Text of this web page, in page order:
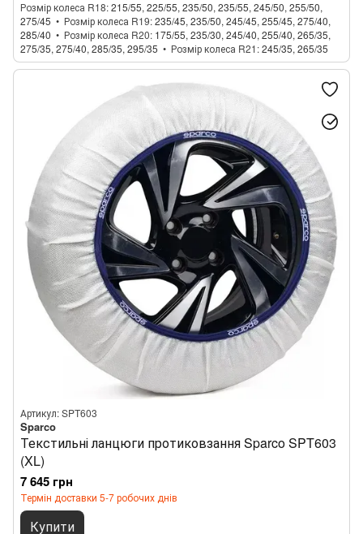
Розмір колеса R18 215/55, 225/55, 235/50, 235/55, 245/50, 255/50,
275/45
Розмір колеса R19 235/45, 235/50, 245/45, 255/45, 275/40,
285/40
Розмір колеса R20 175/55, 235/30, 245/40, 255/40, 265/35,
275/35, 275/40, 285/35, 295/35
Розмір колеса R21 245/35, 265/35
Артикул: SPT603
Sparco
Текстильні ланцюги протиковзання Sparco SPT603
(XL)
7 645 грн
Термін доставки 5-7 робочих днів
Купити